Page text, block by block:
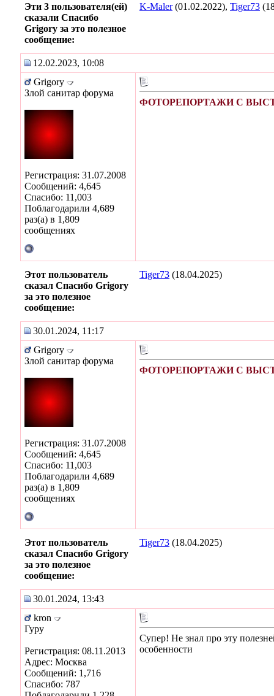
Эти 3 пользователя(ей)
сказали Спасибо
Grigory за это полезное
сообщение:
K-Maler(01.02.2022), Tiger73
12.02.2023, 10:08
Grigory
Злой санитар форума
Регистрация: 31.07.2008
Сообщений: 4,645
Спасибо: 11,003
Поблагодарили 4,689
раз(а) в 1,809
сообщениях
ФОТОРЕПОРТАЖИ С
Этот пользователь
сказал Спасибо Grigory
за это полезное
сообщение:
Tiger73 (18.04.2025)
30.01.2024, 11:17
Grigory
Злой санитар форума
Регистрация: 31.07.2008
Сообщений: 4,645
Спасибо: 11,003
Поблагодарили 4,689
раз(а) в 1,809
сообщениях
ФОТОРЕПОРТАЖИ С
Этот пользователь
сказал Спасибо Grigory
за это полезное
сообщение:
Tiger73 (18.04.2025)
30.01.2024, 13:43
kron
Гуру
Регистрация: 08.11.2013
Адрес: Москва
Сообщений: 1,716
Спасибо: 787
Супер! Не знал про эту
особенности